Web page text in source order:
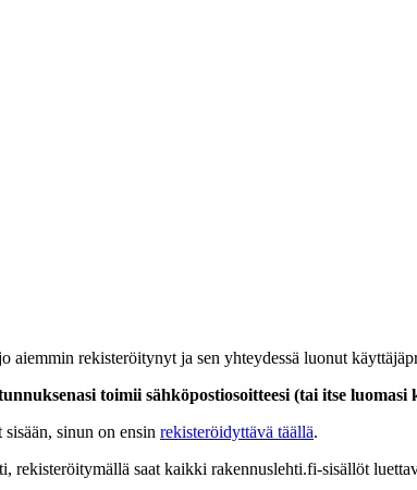
aiemmin rekisteröitynyt ja sen yhteydessä luonut
toimii sähköpostiosoitteesi (tai itse luomasi
sinun on ensin rekisteröidyttävä täällä.
rekisteröitymällä saat kaikki rakennuslehti.fi-sisällöt